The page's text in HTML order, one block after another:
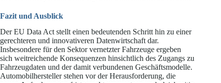
Fazit und Ausblick
Der EU Data Act stellt einen bedeutenden Schritt hin zu einer
gerechteren und innovativeren Datenwirtschaft dar.
Insbesondere für den Sektor vernetzter Fahrzeuge ergeben
sich weitreichende Konsequenzen hinsichtlich des Zugangs zu
Fahrzeugdaten und der damit verbundenen Geschäftsmodelle.
Automobilhersteller stehen vor der Herausforderung, die